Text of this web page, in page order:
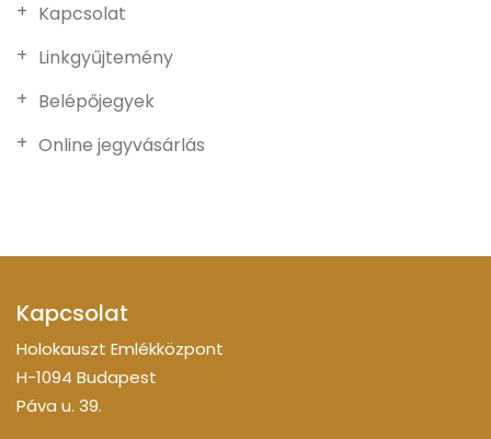
Kapcsolat
Linkgyűjtemény
Belépőjegyek
Online jegyvásárlás
Kapcsolat
Holokauszt Emlékközpont
H-1094 Budapest
Páva u. 39.